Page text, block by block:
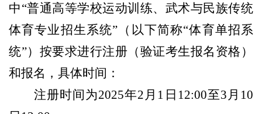
中“普通高等学校运动训练、武术与民族传统
体育专业招生系统”（以下简称“体育单招系
统”）按要求进行注册（验证考生报名资格）
和报名，具体时间：
注册时间为2025年2月1日12:00至3月10